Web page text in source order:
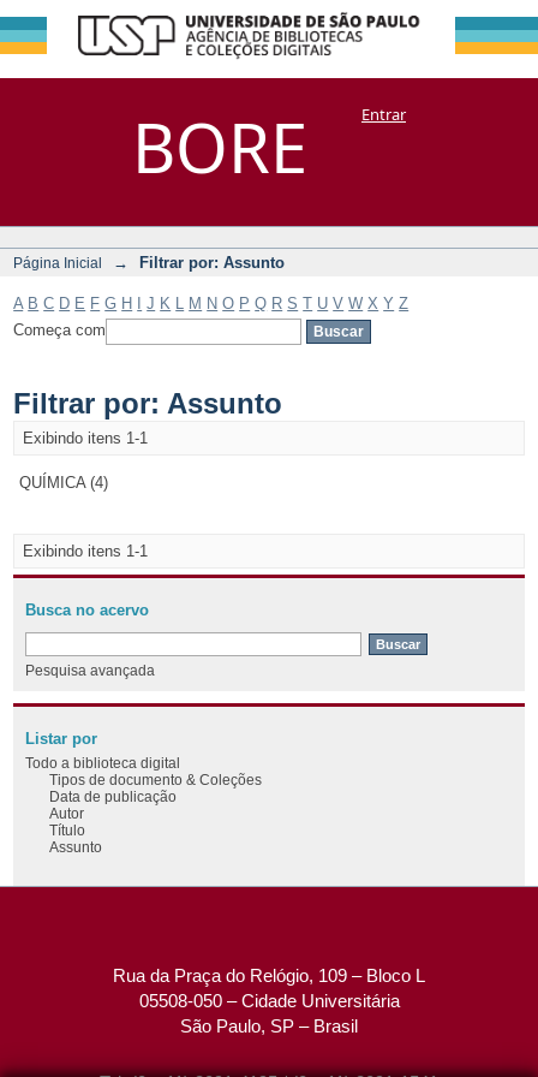
BORE
Filtrar por:
Assunto
DSpace/Manakin + CoriscoEntrar
Página Inicial → Filtrar por: Assunto
A B C D E F G H J K M N O P Q R S T U V W X Y Z
Começa com
Filtrar por: Assunto
Exibindo itens 1-1
QUÍMICA (4)
Exibindo itens 1-1
Busca no acervo
Pesquisa avançada
Listar por
Todo a biblioteca digital
Tipos de documento & Coleções
Data de publicação
Autor
Título
Assunto
Rua da Praça do Relógio, 109 – Bloco L
05508-050 – Cidade Universitária
São Paulo, SP – Brasil